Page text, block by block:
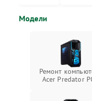
Модели
Ремонт
Acer Predator